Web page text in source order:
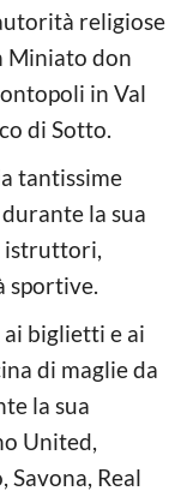
religiose
Miniato don
in Val
di Sotto.
tantissime
la sua
istruttori,
sportive.
biglietti e ai
di maglie da
la sua
United,
Savona, Real